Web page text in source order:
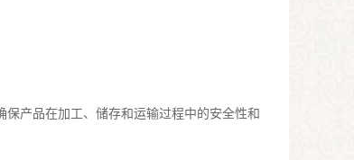
产品在加工、储存和运输过程中的安全性和